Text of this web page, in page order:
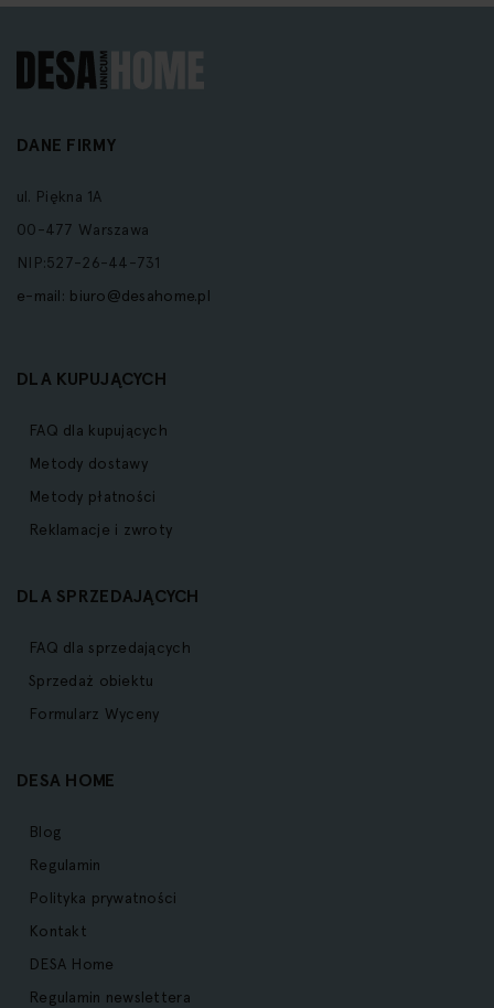
DANE FIRMY
ul. Piękna 1A
00-477 Warszawa
NIP:527-26-44-731
e-mail: biuro@desahome.pl
DLA KUPUJĄCYCH
FAQ dla kupujących
Metody dostawy
Metody płatności
Reklamacje i zwroty
DLA SPRZEDAJĄCYCH
FAQ dla sprzedających
Sprzedaż obiektu
Formularz Wyceny
DESA HOME
Blog
Regulamin
Polityka prywatności
Kontakt
DESA Home
Regulamin newslettera